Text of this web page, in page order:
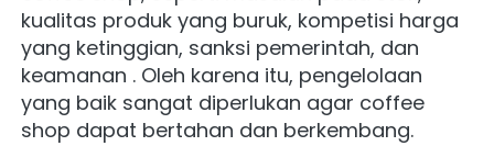
kualitas produk yang buruk, kompetisi harga
yang ketinggian, sanksi pemerintah, dan
keamanan . Oleh karena itu, pengelolaan
yang baik sangat diperlukan agar coffee
shop dapat bertahan dan berkembang.